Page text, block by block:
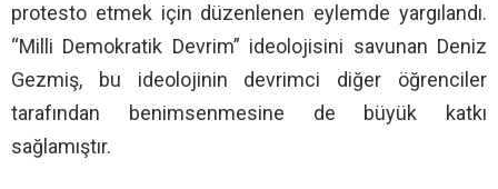
protesto etmek için düzenlenen eylemde yargılandı.
“Milli Demokratik Devrim” ideolojisini savunan Deniz
Gezmiş, bu ideolojinin devrimci diğer öğrenciler
tarafından benimsenmesine de büyük katkı
sağlamıştır.